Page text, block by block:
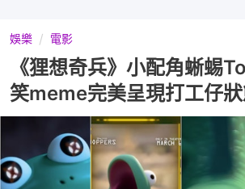
娛樂 電影
《狸想奇兵》小配角蜥蜴
笑meme完美呈現打工仔